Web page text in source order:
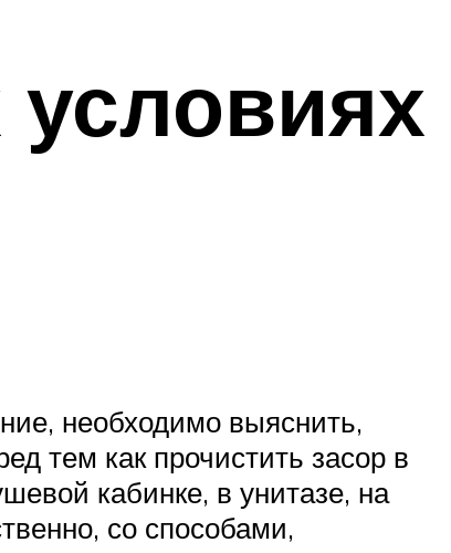
необходимо выяснить,
тем как прочистить засор в
кабинке, в унитазе, на
со способами,